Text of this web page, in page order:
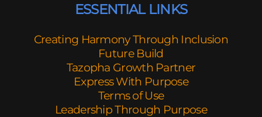
ESSENTIAL LINKS
Creating Harmony Through Inclusion
Future Build
Tazopha Growth Partner
Express With Purpose
Terms of Use
Leadership Through Purpose